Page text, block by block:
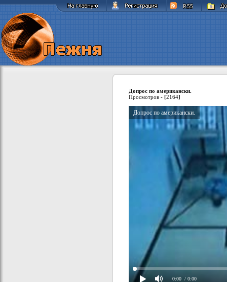
Допрос по американски.
Просмотров - [2164]
Допрос по американски.
0:00 / 0:00